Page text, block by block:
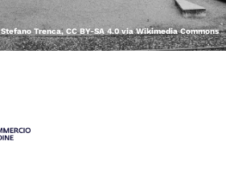
Stefano Trenca, CC BY-SA 4.0 via Wikimedia Commons